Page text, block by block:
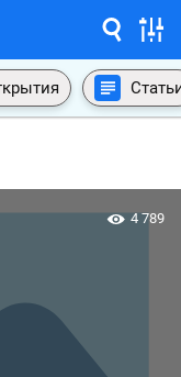
4 789